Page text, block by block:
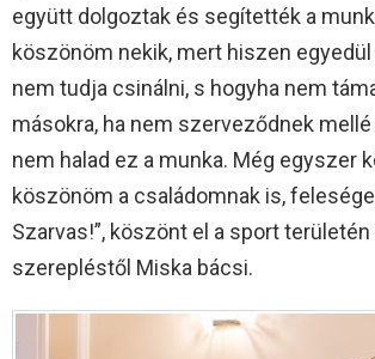
együtt dolgoztak és segítették a
köszönöm nekik, mert hiszen
nem tudja csinálni, s hogyha nem
másokra, ha nem szerveződnek
nem halad ez a munka. Még egyszer
köszönöm a családomnak is,
Szarvas!”, köszönt el a sport
szerepléstől Miska bácsi.